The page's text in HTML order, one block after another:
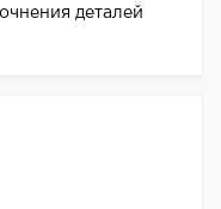
деталей